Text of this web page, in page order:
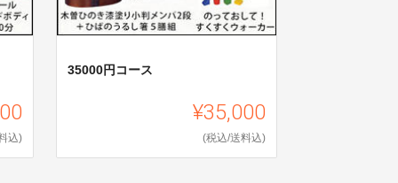
込)
35000円コース
¥35,000
(税込/送料込)